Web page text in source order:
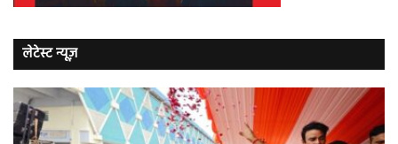
लेटेस्ट न्यूज़